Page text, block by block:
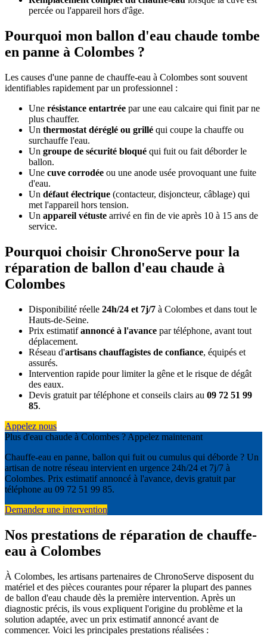
percée ou l'appareil hors d'âge.
Pourquoi mon ballon d'eau chaude tombe
en panne à Colombes ?
Les causes d'une panne de chauffe-eau à Colombes sont souvent
identifiables rapidement par un professionnel :
Une résistance entartrée par une eau calcaire qui finit par ne
plus chauffer.
Un thermostat déréglé ou grillé qui coupe la chauffe ou
surchauffe l'eau.
Un groupe de sécurité bloqué qui fuit ou fait déborder le
ballon.
Une cuve corrodée ou une anode usée provoquant une fuite
d'eau.
Un défaut électrique (contacteur, disjoncteur, câblage) qui
met l'appareil hors tension.
Un appareil vétuste arrivé en fin de vie après 10 à 15 ans de
service.
Pourquoi choisir ChronoServe pour la
réparation de ballon d'eau chaude à
Colombes
Disponibilité réelle 24h/24 et 7j/7 à Colombes et dans tout le
Hauts-de-Seine.
Prix estimatifannoncé à l'avance par téléphone, avant tout
déplacement.
Réseau d'artisans chauffagistes de confiance, équipés et
assurés.
Intervention rapide pour limiter la gêne et le risque de dégât
des eaux.
Devis gratuit par téléphone et conseils clairs au 09 72 51 99
85.
Appelez nous
Plus d'eau chaude à Colombes ? Appelez maintenant
Chauffe-eau en panne, ballon qui fuit ou cumulus qui déborde ? Un
artisan de notre réseau intervient en urgence 24h/24 et 7j/7 à
Colombes. Prix estimatif annoncé à l'avance, devis gratuit par
téléphone au 09 72 51 99 85.
Demander une intervention
Nos prestations de réparation de chauffe-
eau à Colombes
À Colombes, les artisans partenaires de ChronoServe disposent du
matériel et des pièces courantes pour réparer la plupart des pannes
de ballon d'eau chaude dès la première intervention. Après un
diagnostic précis, ils vous expliquent l'origine du problème et la
solution adaptée, avec un prix estimatif annoncé avant de
commencer. Voici les principales prestations réalisées :